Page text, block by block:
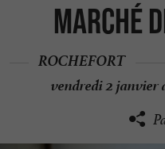
Marché
ROCHEFORT
vendredi 2 janvier